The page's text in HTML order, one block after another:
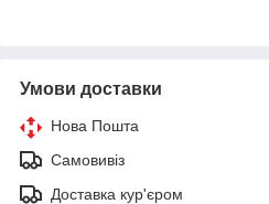
Умови доставки
Нова Пошта
Самовивіз
Доставка кур'єром